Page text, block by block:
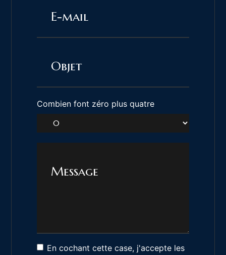
Combien font zéro plus quatre
En cochant cette case, j'accepte les